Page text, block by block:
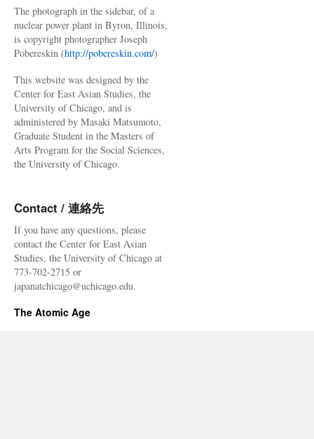
The photograph in the sidebar, of a
nuclear power plant in Byron, Illinois,
is copyright photographer Joseph
Pobereskin (http://pobereskin.com/)
This website was designed by the
Center for East Asian Studies, the
University of Chicago, and is
administered by Masaki Matsumoto,
Graduate Student in the Masters of
Arts Program for the Social Sciences,
the University of Chicago.
Contact / 連絡先
If you have any questions, please
contact the Center for East Asian
Studies, the University of Chicago at
773-702-2715 or
japanatchicago@uchicago.edu.
The Atomic Age